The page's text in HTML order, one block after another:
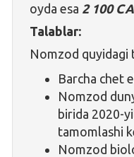
oyda esa 2 100
Talablar:
Nomzod quyidagi
Barcha chet
Nomzod
birida 2020-
tamomlashi
Nomzod